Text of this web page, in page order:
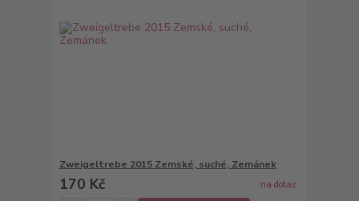
Zweigeltrebe 2015 Zemské, suché, Zemánek
170 Kč na dotaz